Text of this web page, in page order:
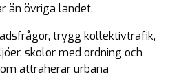
än övriga landet.
trygg kollektivtrafik,
skolor med ordning och
attraherar urbana